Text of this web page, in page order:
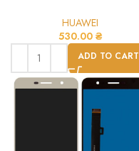
HUAWEI
530.00 ₴
ADD TO CART